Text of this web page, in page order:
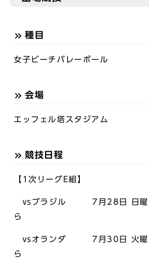
種目
女子ビーチバレーボール
会場
エッフェル塔スタジアム
競技日程
【1次リーグE組】
vsブラジル 7月28日 日曜
ら
vsオランダ 7月30日 火曜
ら